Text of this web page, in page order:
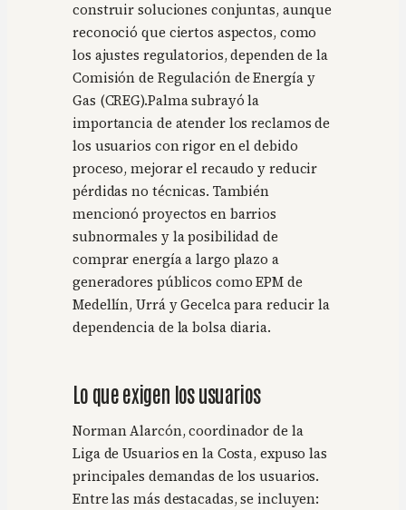
construir soluciones conjuntas, aunque
reconoció que ciertos aspectos, como
los ajustes regulatorios, dependen de la
Comisión de Regulación de Energía y
Gas (CREG).Palma subrayó la
importancia de atender los reclamos de
los usuarios con rigor en el debido
proceso, mejorar el recaudo y reducir
pérdidas no técnicas. También
mencionó proyectos en barrios
subnormales y la posibilidad de
comprar energía a largo plazo a
generadores públicos como EPM de
Medellín, Urrá y Gecelca para reducir la
dependencia de la bolsa diaria.
Lo que exigen los usuarios
Norman Alarcón, coordinador de la
Liga de Usuarios en la Costa, expuso las
principales demandas de los usuarios.
Entre las más destacadas, se incluyen: